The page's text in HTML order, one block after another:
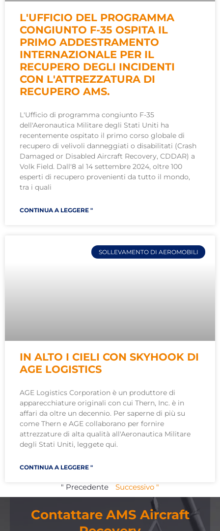
L'UFFICIO DEL PROGRAMMA
CONGIUNTO F-35 OSPITA IL
PRIMO ADDESTRAMENTO
INTERNAZIONALE PER IL
RECUPERO DEGLI INCIDENTI
CON L'ATTREZZATURA DI
RECUPERO AMS.
L'Ufficio di programma congiunto F-35
dell'Aeronautica Militare degli Stati Uniti ha
recentemente ospitato il primo corso globale di
recupero di velivoli danneggiati o disabilitati (Crash
Damaged or Disabled Aircraft Recovery, CDDAR) a
Volk Field. Dall'8 al 14 settembre 2024, oltre 100
esperti di recupero provenienti da tutto il mondo,
tra i quali
CONTINUA A LEGGERE "
SOLLEVAMENTO DI AEROMOBILI
IN ALTO I CIELI CON SKYHOOK DI
AGE LOGISTICS
AGE Logistics Corporation è un produttore di
apparecchiature originali con cui Thern, Inc. è in
affari da oltre un decennio. Per saperne di più su
come Thern e AGE collaborano per fornire
attrezzature di alta qualità all'Aeronautica Militare
degli Stati Uniti, leggete qui.
CONTINUA A LEGGERE "
" Precedente Successivo "
Contattare AMS Aircraft